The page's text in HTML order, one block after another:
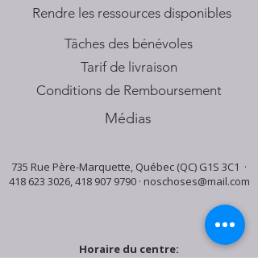
​Rendre les ressources disponibles
Tâches des bénévoles
Tarif de livraison
Conditions de Remboursement
Médias
735 Rue Père-Marquette, Québec (QC) G1S 3C1 ·
418 623 3026,418 907 9790· noschoses@mail.com
Horaire du centre: